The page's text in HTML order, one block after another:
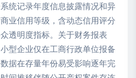
统记录年度信息披露情况和异
业信用等级，含动态信用评分
透明度指标。关于财务报表
型企业仅在工商行政单位报备
据在存量年份易受影响逐年完